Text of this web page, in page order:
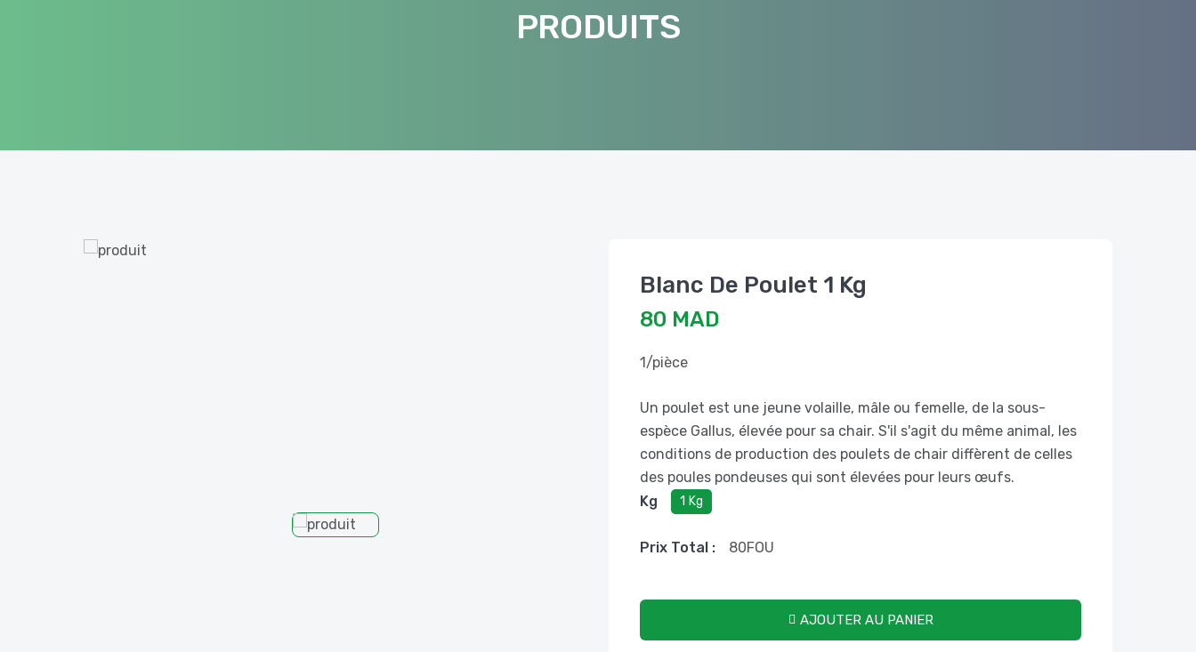
PRODUITS
Blanc De Poulet 1 Kg
80 MAD
1/pièce
Un poulet est une jeune volaille, mâle ou femelle, de la sous-
espèce Gallus, élevée pour sa chair. S'il s'agit du même animal, les
conditions de production des poulets de chair diffèrent de celles
des poules pondeuses qui sont élevées pour leurs œufs.
Kg
1 Kg
Prix ​​total : 80FOU
AJOUTER AU PANIER